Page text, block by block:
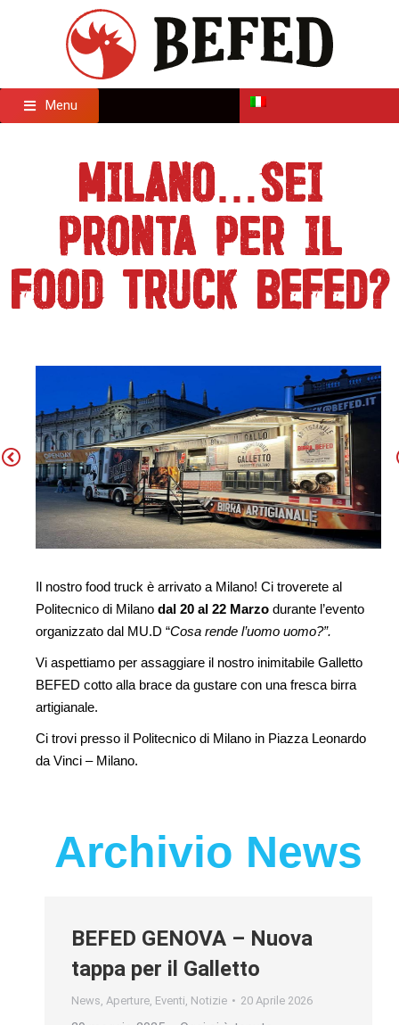
Menu
Milano…sei
pronta per il
Food Truck BEFED?
Il nostro food truck è arrivato a Milano! Ci troverete al
Politecnico di Milano dal 20 al 22 Marzo durante l’evento
organizzato dal MU.D “Cosa rende l’uomo uomo?”.
Vi aspettiamo per assaggiare il nostro inimitabile Galletto
BEFED cotto alla brace da gustare con una fresca birra
artigianale.
Ci trovi presso il Politecnico di Milano in Piazza Leonardo
da Vinci – Milano.
Archivio News
BEFED GENOVA – Nuova
tappa per il Galletto
News, Aperture, Eventi, Notizie 20 Aprile 2026